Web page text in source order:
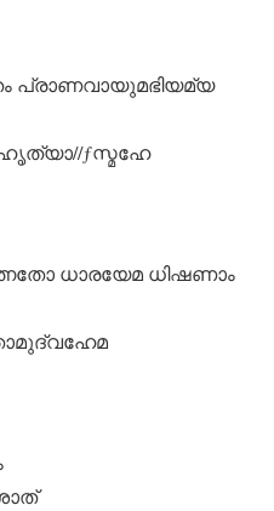
പ്രാണവായുമഭിയമ്യ
ƒസ്മഹേ
ധാരയേമ ധിഷണാം